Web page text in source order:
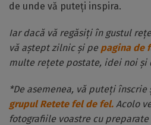
de unde vă puteți inspira.
Iar dacă vă regăsiți în gustul
vă aștept zilnic și pe pagina de
multe rețete postate, idei noi
*De asemenea, vă puteți înscrie
grupul Retete fel de fel. Acolo
fotografiile voastre cu